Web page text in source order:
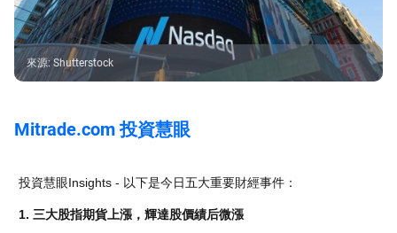
來源:Shutterstock
Mitrade.com 投資慧眼
投資慧眼Insights - 以下是今日五大重要財經事件：
1. 三大股指期貨上漲，輝達股價績后微漲